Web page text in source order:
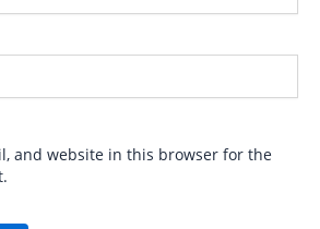
and website in this browser for the